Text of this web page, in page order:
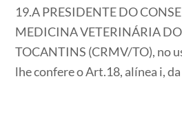
19.A PRESIDENTE DO
MEDICINA VETERINÁRIA
TOCANTINS (CRMV/TO), no
lhe confere o Art.18, alínea i,